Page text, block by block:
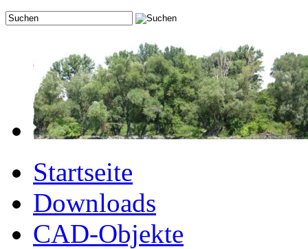
Startseite
Downloads
CAD-Objekte